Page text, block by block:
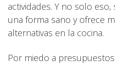
actividades. Y no solo
una forma sano y ofrece
alternativas en la cocina.
Por miedo a